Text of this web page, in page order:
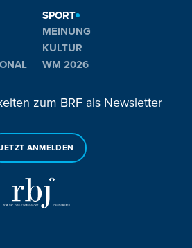
SPORT
MEINUNG
KULTUR
WM 2026
zum BRF als Newsletter
JETZT ANMELDEN
Fragen oder Anmerkungen?